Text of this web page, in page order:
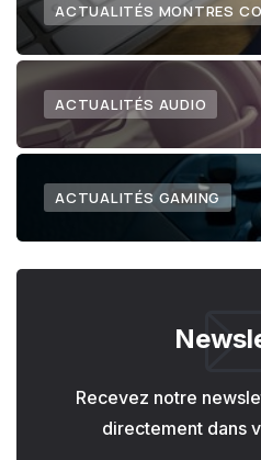
ACTUALITÉS MONTRES
ACTUALITÉS AUDIO
ACTUALITÉS GAMING
Recevez notre
directement dans